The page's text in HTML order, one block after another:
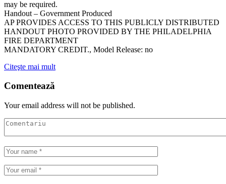
may be required.
Handout – Government Produced
AP PROVIDES ACCESS TO THIS PUBLICLY DISTRIBUTED
HANDOUT PHOTO PROVIDED BY THE PHILADELPHIA
FIRE DEPARTMENT
MANDATORY CREDIT., Model Release: no
Citeşte mai mult
Comentează
Your email address will not be published.